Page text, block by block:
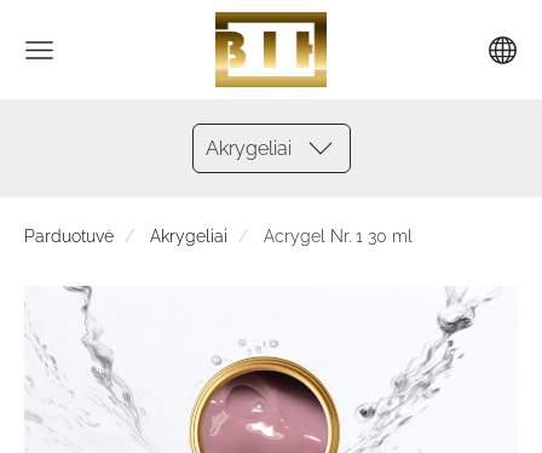
Akrygeliai
Parduotuvė Akrygeliai Acrygel Nr. 1 30 ml